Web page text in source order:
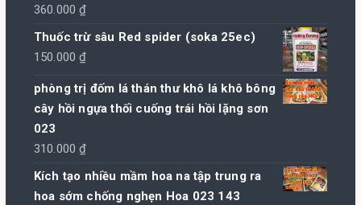
360.000₫
Thuốc trừ sâu Red spider (soka 25ec)
150.000₫
phòng trị đốm lá thán thư khô lá khô bông
cây hồi ngựa thối cuống trái hồi lặng sơn
023
310.000₫
Kích tạo nhiều mầm hoa na tập trung ra
hoa sớm chống nghẹn Hoa 023 143